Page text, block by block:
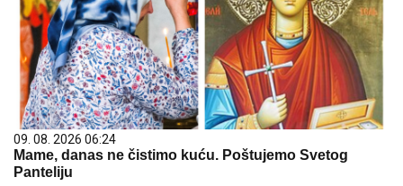
09. 08. 2026 06:24
Mame, danas ne čistimo kuću. Poštujemo Svetog
Panteliju